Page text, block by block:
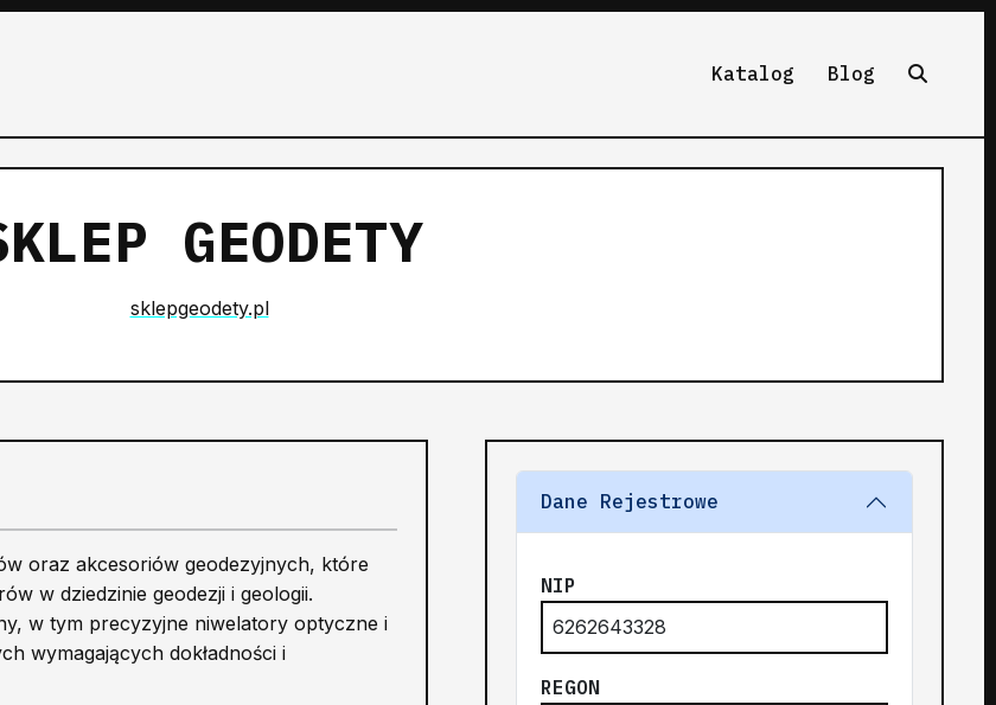
Katalog Blog
GEODETY
sklepgeodety.pl
oraz akcesoriów geodezyjnych, które
w dziedzinie geodezji i geologii.
w tym precyzyjne niwelatory optyczne i
wymagających dokładności i
Dane Rejestrowe
NIP
6262643328
REGON